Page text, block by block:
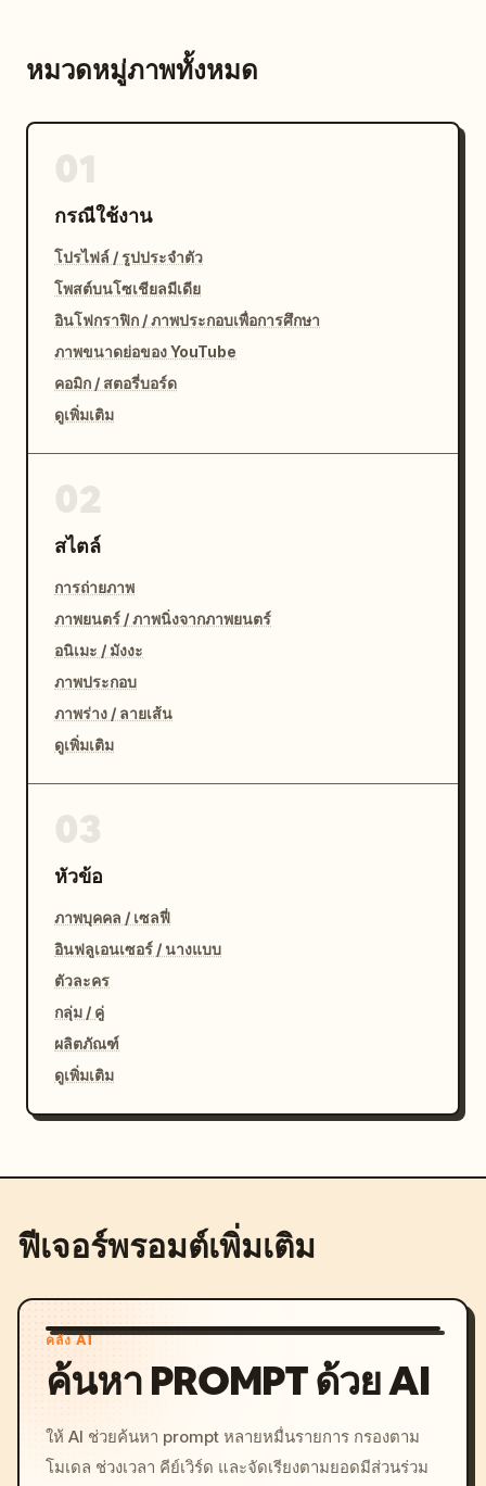
หมวดหมู่ภาพทั้งหมด
กรณีใช้งาน
โปรไฟล์ / รูปประจำตัว
โพสต์บนโซเชียลมีเดีย
อินโฟกราฟิก / ภาพประกอบเพื่อการศึกษา
ภาพขนาดย่อของ YouTube
คอมิก / สตอรี่บอร์ด
ดูเพิ่มเติม
สไตล์
การถ่ายภาพ
ภาพยนตร์ / ภาพนิ่งจากภาพยนตร์
อนิเมะ / มังงะ
ภาพประกอบ
ภาพร่าง / ลายเส้น
ดูเพิ่มเติม
หัวข้อ
ภาพบุคคล / เซลฟี่
อินฟลูเอนเซอร์ / นางแบบ
ตัวละคร
กลุ่ม / คู่
ผลิตภัณฑ์
ดูเพิ่มเติม
ฟีเจอร์พรอมต์เพิ่มเติม
คลัง AI
ค้นหา PROMPT ด้วย AI
ให้ AI ช่วยค้นหา prompt หลายหมื่นรายการ กรองตาม
โมเดล ช่วงเวลา คีย์เวิร์ด และจัดเรียงตามยอดมีส่วนร่วม